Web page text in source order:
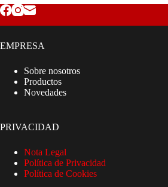
EMPRESA
Sobre nosotros
Productos
Novedades
PRIVACIDAD
Nota Legal
Política de Privacidad
Política de Cookies